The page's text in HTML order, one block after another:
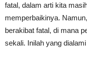
fatal, dalam arti kita
memperbaikinya.
berakibat fatal, di mana
sekali. Inilah yang